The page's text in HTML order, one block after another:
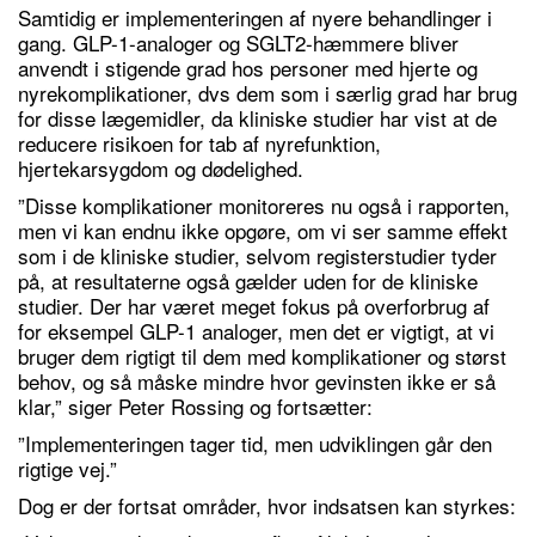
Samtidig er implementeringen af nyere behandlinger i
gang. GLP-1-analoger og SGLT2-hæmmere bliver
anvendt i stigende grad hos personer med hjerte og
nyrekomplikationer, dvs dem som i særlig grad har brug
for disse lægemidler, da kliniske studier har vist at de
reducere risikoen for tab af nyrefunktion,
hjertekarsygdom og dødelighed.
”Disse komplikationer monitoreres nu også i rapporten,
men vi kan endnu ikke opgøre, om vi ser samme effekt
som i de kliniske studier, selvom registerstudier tyder
på, at resultaterne også gælder uden for de kliniske
studier. Der har været meget fokus på overforbrug af
for eksempel GLP-1 analoger, men det er vigtigt, at vi
bruger dem rigtigt til dem med komplikationer og størst
behov, og så måske mindre hvor gevinsten ikke er så
klar,” siger Peter Rossing og fortsætter:
”Implementeringen tager tid, men udviklingen går den
rigtige vej.”
Dog er der fortsat områder, hvor indsatsen kan styrkes: